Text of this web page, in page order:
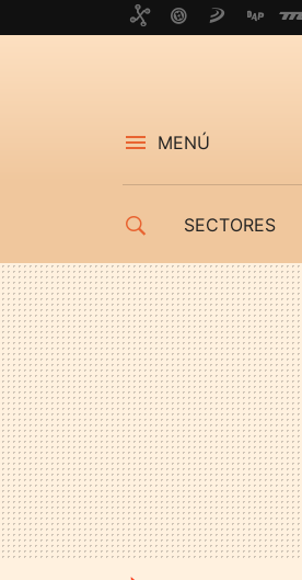
MENÚ
SECTORES